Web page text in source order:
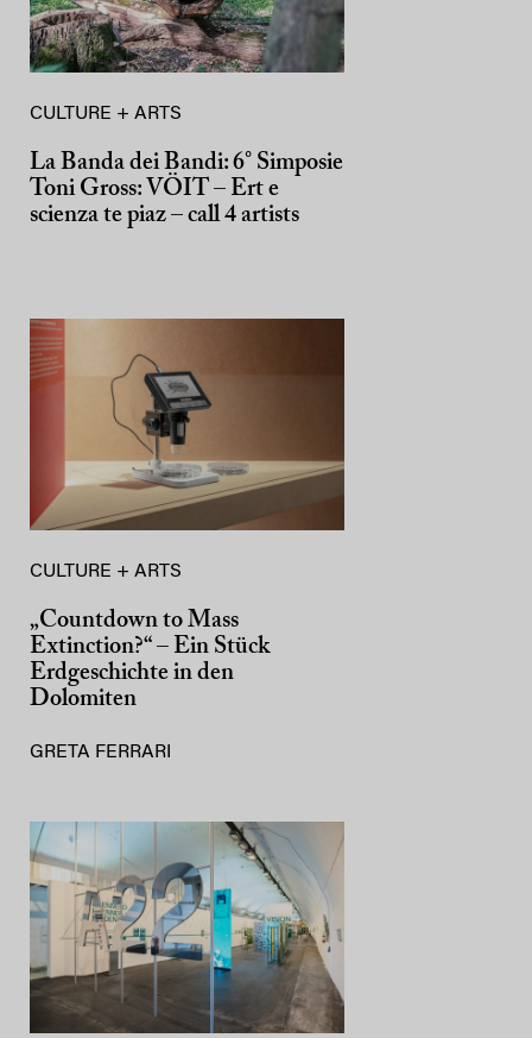
CULTURE + ARTS
La Banda dei Bandi: 6° Simposie
Toni Gross: VÖIT – Ert e
scienza te piaz – call 4 artists
CULTURE + ARTS
„Countdown to Mass
Extinction?“ – Ein Stück
Erdgeschichte in den
Dolomiten
GRETA FERRARI